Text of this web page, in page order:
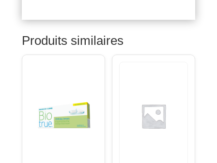
Produits similaires